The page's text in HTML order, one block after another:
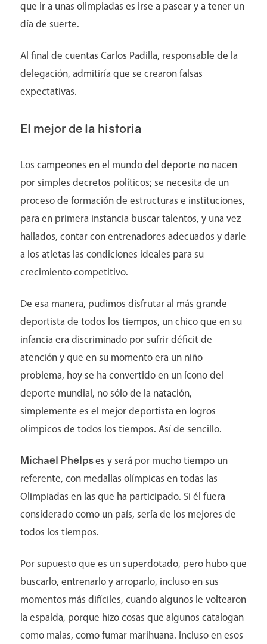
Aviso y políticas
que ir a unas olimpiadas es irse a pasear y a tener un
día de suerte.
Al final de cuentas Carlos Padilla, responsable de la
delegación, admitiría que se crearon falsas
expectativas.
El mejor de la historia
Los campeones en el mundo del deporte no nacen
por simples decretos políticos; se necesita de un
proceso de formación de estructuras e instituciones,
para en primera instancia buscar talentos, y una vez
hallados, contar con entrenadores adecuados y darle
a los atletas las condiciones ideales para su
crecimiento competitivo.
De esa manera, pudimos disfrutar al más grande
deportista de todos los tiempos, un chico que en su
infancia era discriminado por sufrir déficit de
atención y que en su momento era un niño
problema, hoy se ha convertido en un ícono del
deporte mundial, no sólo de la natación,
simplemente es el mejor deportista en logros
olímpicos de todos los tiempos. Así de sencillo.
Michael Phelpses y será por mucho tiempo un
referente, con medallas olímpicas en todas las
Olimpiadas en las que ha participado. Si él fuera
considerado como un país, sería de los mejores de
todos los tiempos.
Por supuesto que es un superdotado, pero hubo que
buscarlo, entrenarlo y arroparlo, incluso en sus
momentos más difíciles, cuando algunos le voltearon
la espalda, porque hizo cosas que algunos catalogan
como malas, como fumar marihuana. Incluso en esos